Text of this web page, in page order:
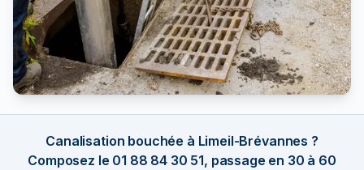
Canalisation bouchée à Limeil-Brévannes ?
Composez le 01 88 84 30 51, passage en 30 à 60